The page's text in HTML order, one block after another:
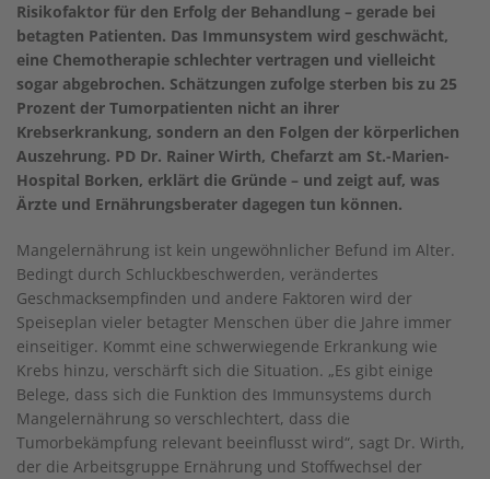
Risikofaktor für den Erfolg der Behandlung – gerade bei
betagten Patienten. Das Immunsystem wird geschwächt,
eine Chemotherapie schlechter vertragen und vielleicht
sogar abgebrochen. Schätzungen zufolge sterben bis zu 25
Prozent der Tumorpatienten nicht an ihrer
Krebserkrankung, sondern an den Folgen der körperlichen
Auszehrung. PD Dr. Rainer Wirth, Chefarzt am St.-Marien-
Hospital Borken, erklärt die Gründe – und zeigt auf, was
Ärzte und Ernährungsberater dagegen tun können.
Mangelernährung ist kein ungewöhnlicher Befund im Alter.
Bedingt durch Schluckbeschwerden, verändertes
Geschmacksempfinden und andere Faktoren wird der
Speiseplan vieler betagter Menschen über die Jahre immer
einseitiger. Kommt eine schwerwiegende Erkrankung wie
Krebs hinzu, verschärft sich die Situation. „Es gibt einige
Belege, dass sich die Funktion des Immunsystems durch
Mangelernährung so verschlechtert, dass die
Tumorbekämpfung relevant beeinflusst wird“, sagt Dr. Wirth,
der die Arbeitsgruppe Ernährung und Stoffwechsel der